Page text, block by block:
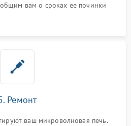
вам о сроках ее починки
Ремонт
ваш микроволновая печь.